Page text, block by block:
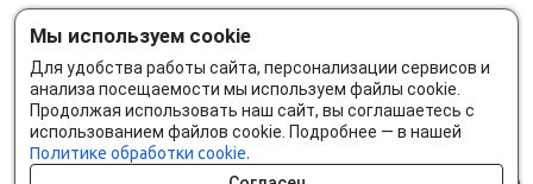
Мы используем cookie
Для удобства работы сайта, персонализации сервисов и
анализа посещаемости мы используем файлы cookie.
Продолжая использовать наш сайт, вы соглашаетесь с
использованием файлов cookie. Подробнее — в нашей
Политике обработки cookie.